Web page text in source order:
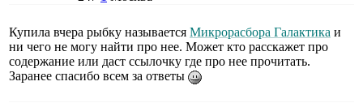
Купила вчера рыбку называется Микрорасбора Галактика и
ни чего не могу найти про нее. Может кто расскажет про
содержание или даст ссылочку где про нее прочитать.
Заранее спасибо всем за ответы